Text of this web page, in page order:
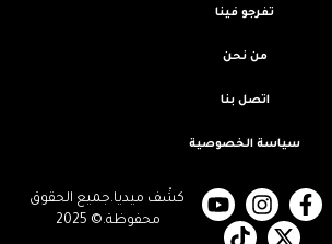
كشْف ميديا.جميع الحقوق
محفوظة.© 2025
تفرجو فينا
من نحن
اتصل بنا
سياسة الخصوصية